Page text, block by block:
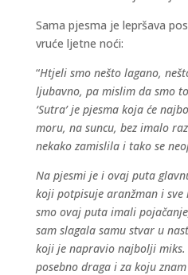
Sama pjesma je lepršava
vruće ljetne noći:
“Htjeli smo nešto lagano,
ljubavno, pa mislim da smo
‘Sutra’ je pjesma koja će
moru, na suncu, bez imalo
nekako zamislila i tako se
Na pjesmi je i ovaj puta
koji potpisuje aranžman i
smo ovaj puta imali
sam slagala samu stvar u
koji je napravio najbolji
posebno draga i za koju